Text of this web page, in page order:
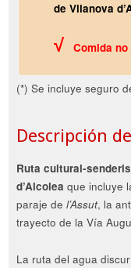
de Vilanova
√ Comida
(*) Se incluye seguro
Descripción
Ruta cultural-
d’Alcolea que incluye
paraje del’Assut, la
trayecto de la Vía
La ruta del agua